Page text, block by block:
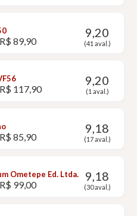
89,90
9,20
(41 aval.)
117,90
9,20
(1 aval.)
85,90
9,18
(17 aval.)
Ometepe Ed. Ltda.
99,00
9,18
(30 aval.)